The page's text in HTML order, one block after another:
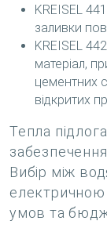
KREISEL
заливки
KREISEL
матеріал,
цементних
відкритих
Тепла
Вибір між
електричною
умов та